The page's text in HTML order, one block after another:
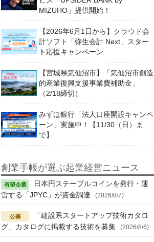
MIZUHO」提供開始！
【2026年6月1日から】クラウド会
計ソフト「弥生会計 Next」スター
ト応援キャンペーン
【宮城県気仙沼市】「気仙沼市創造
的産業復興支援事業費補助金」
（2/18締切）
みずほ銀行「法人口座開設キャンペ
ーン」実施中！【11/30（日）ま
で】
創業手帳が選ぶ起業経営ニュース
日本円ステーブルコインを発行・運
営する「JPYC」が資金調達
(2026/8/7)
「建設系スタートアップ技術カタロ
グ」カタログに掲載する技術を募集
(2026/8/6)